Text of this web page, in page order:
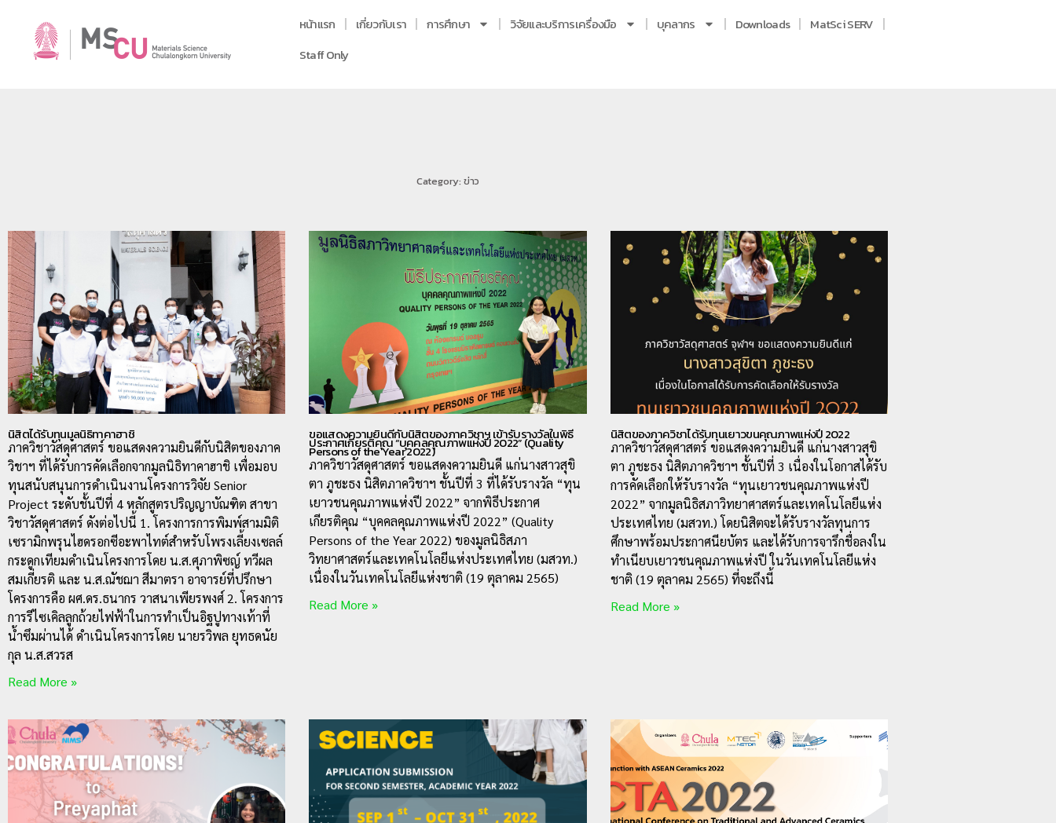
หน้าแรก เกี่ยวกับเรา การศึกษา วิจัยและบริการเครื่องมือ บุคลากร Downloads
MatSci SERV
Staff Only
Category: ข่าว
นิสิตได้รับทุนมูลนิธิทาคาฮาชิ
ภาควิชาวัสดุศาสตร์ ขอแสดงความยินดีกับนิสิตของภาค
วิชาฯ ที่ได้รับการคัดเลือกจากมูลนิธิทาคาฮาชิ เพื่อมอบ
ทุนสนับสนุนการดำเนินงานโครงการวิจัย Senior
Project ระดับชั้นปีที่ 4 หลักสูตรปริญญาบัณฑิต สาขา
วิชาวัสดุศาสตร์ ดังต่อไปนี้ 1. โครงการการพิมพ์สามมิติ
เซรามิกพรุนไฮดรอกซีอะพาไทต์สำหรับโพรงเลี้ยงเซลล์
กระดูกเทียมดำเนินโครงการโดย น.ส.ศุภาพิซญ์ ทวีผล
สมเกี่ยรติ และ น.ส.ณัชฌา สีมาตรา อาจารย์ที่ปรึกษา
โครงการคือ ผศ.ดร.ธนากร วาสนาเพียรพงศ์ 2. โครงการ
การรีไซเคิลลูกถ้วยไฟฟ้าในการทำเป็นอิฐปูทางเท้าที่
น้ำซึมผ่านได้ ดำเนินโครงการโดย นายรวิพล ยุทธดนัย
กุล น.ส.สวรส
Read More »
ขอแสดงความยินดีกับนิสิตของภาควิชาฯ เข้ารับรางวัลในพิธี
ประกาศเกียรติคุณ “บุคคลคุณภาพแห่งปี 2022” (Quality
Persons of the Year 2022)
ภาควิชาวัสดุศาสตร์ ขอแสดงความยินดี แก่นางสาวสุขิ
ตา ภูชะธง นิสิตภาควิชาฯ ชั้นปีที่ 3 ที่ได้รับรางวัล “ทุน
เยาวชนคุณภาพแห่งปี 2022” จากพิธีประกาศ
เกียรติคุณ “บุคคลคุณภาพแห่งปี 2022” (Quality
Persons of the Year 2022) ของมูลนิธิสภา
วิทยาศาสตร์และเทคโนโลยีแห่งประเทศไทย (มสวท.)
เนื่องในวันเทคโนโลยีแห่งชาติ (19 ตุลาคม 2565)
Read More »
นิสิตของภาควิชาได้รับทุนเยาวขนคุณภาพแห่งปี 2022
ภาควิชาวัสดุศาสตร์ ขอแสดงความยินดี แก่นางสาวสุขิ
ตา ภูชะธง นิสิตภาควิชาฯ ชั้นปีที่ 3 เนื่องในโอกาสได้รับ
การคัดเลือกให้รับรางวัล “ทุนเยาวชนคุณภาพแห่งปี
2022” จากมูลนิธิสภาวิทยาศาสตร์และเทคโนโลยีแห่ง
ประเทศไทย (มสวท.) โดยนิสิตจะได้รับรางวัลทุนการ
ศึกษาพร้อมประกาศนียบัตร และได้รับการจารึกชื่อลงใน
ทำเนียบเยาวชนคุณภาพแห่งปี ในวันเทคโนโลยีแห่ง
ชาติ (19 ตุลาคม 2565) ที่จะถึงนี้
Read More »